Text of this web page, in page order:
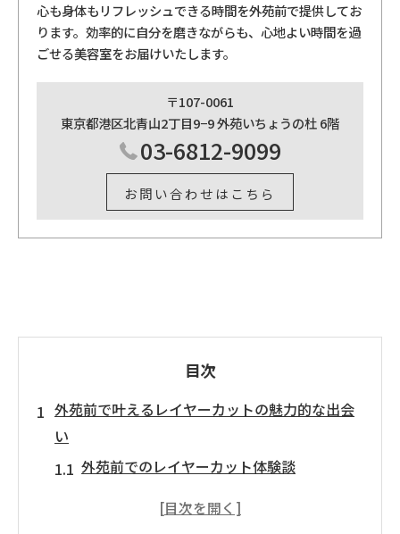
心も身体もリフレッシュできる時間を外苑前で提供してお
ります。効率的に自分を磨きながらも、心地よい時間を過
ごせる美容室をお届けいたします。
〒107-0061
東京都港区北青山2丁目9−9 外苑いちょうの杜 6階
03-6812-9099
お問い合わせはこちら
目次
外苑前で叶えるレイヤーカットの魅力的な出会
い
外苑前でのレイヤーカット体験談
髪質に合ったレイヤースタイルの提案